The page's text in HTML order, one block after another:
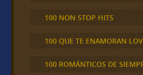
100 NON STOP HITS
100 QUE TE ENAMORAN
100 ROMÁNTICOS DE